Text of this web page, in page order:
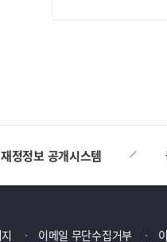
재정정보 공개시스템
이메일 무단수집거부